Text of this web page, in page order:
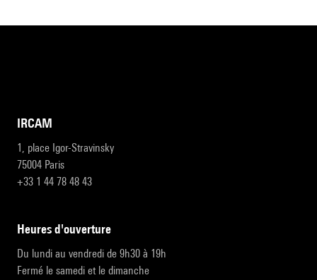
IRCAM
1, place Igor-Stravinsky
75004 Paris
+33 1 44 78 48 43
heures d'ouverture
Du lundi au vendredi de 9h30 à 19h
Fermé le samedi et le dimanche